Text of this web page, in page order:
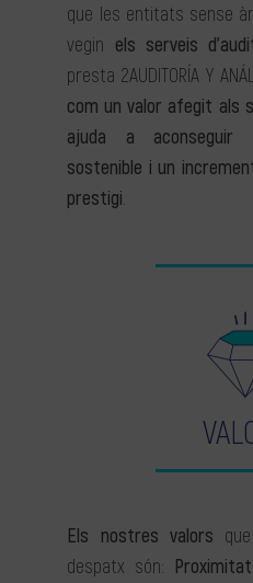
que les entitats sense
vegin els serveis
presta 2AUDITORÍA Y
com un valor afegit als
ajuda a aconseguir
sostenible i un
prestigi.
Els nostres valors
despatx són: